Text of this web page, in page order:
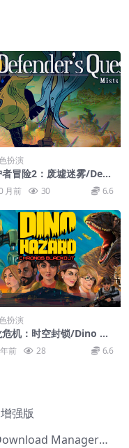
扮演
冒险2：废墟迷雾/Defe
月前 30 6.6
扮演
机：时空封锁/Dino Ha
Chronos Blackout
前 28 6.6
强版
IDM下载器中文版 Internet Download Manager v6.42.36 IDM